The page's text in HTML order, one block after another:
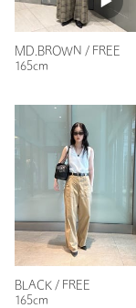
商品番号
MD.BROWN / FREE
165cm
BLACK / FREE
165cm